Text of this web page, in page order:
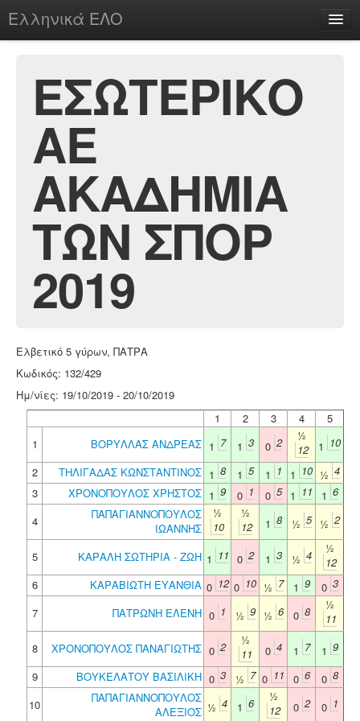
Ελληνικά ΕΛΟ
chesstu.be @ discord
Login
ΕΣΩΤΕΡΙΚΟ
ΑΕ
ΑΚΑΔΗΜΙΑ
ΤΩΝ ΣΠΟΡ
2019
Ελβετικό 5 γύρων, ΠΑΤΡΑ
Κωδικός: 132/429
Ημ/νίες: 19/10/2019 - 20/10/2019
1
2 3 4
5
1
ΒΟΡΥΛΛΑΣ ΑΝΔΡΕΑΣ 1 7 1 3 0 2
½
12
1 10
2
ΤΗΛΙΓΑΔΑΣ ΚΩΝΣΤΑΝΤΙΝΟΣ 1 8 1 5 1 1 1 10 ½ 4
3
ΧΡΟΝΟΠΟΥΛΟΣ ΧΡΗΣΤΟΣ 1 9 0 1 0 5 1 11 1 6
4
ΠΑΠΑΓΙΑΝΝΟΠΟΥΛΟΣ
ΙΩΑΝΝΗΣ
½
10
½
12
1 8 ½ 5 ½ 2
5 ΚΑΡΑΛΗ ΣΩΤΗΡΙΑ - ΖΩΗ 1 11 0 2 1 3 ½ 4
½
12
6
ΚΑΡΑΒΙΩΤΗ ΕΥΑΝΘΙΑ 0 12 0 10 ½ 7 1 9 0 3
7
ΠΑΤΡΩΝΗ ΕΛΕΝΗ 0 1 ½ 9 ½ 6 0 8
½
11
8
ΧΡΟΝΟΠΟΥΛΟΣ ΠΑΝΑΓΙΩΤΗΣ 0 2
½
11
0 4 1 7 1 9
9
ΒΟΥΚΕΛΑΤΟΥ ΒΑΣΙΛΙΚΗ 0 3 ½ 7 0 11 0 6 0 8
10
ΠΑΠΑΓΙΑΝΝΟΠΟΥΛΟΣ
ΑΛΕΞΙΟΣ ½ 4 1 6
½
12
0 2 0 1